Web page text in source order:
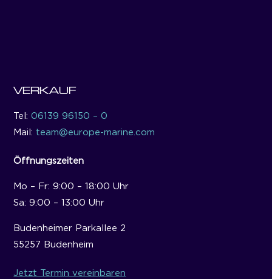
VERKAUF
Tel:06139 96150 – 0
Mail: team@europe-marine.com
Öffnungszeiten
Mo – Fr: 9:00 – 18:00 Uhr
Sa: 9:00 – 13:00 Uhr
Budenheimer Parkallee 2
55257 Budenheim
Jetzt Termin vereinbaren